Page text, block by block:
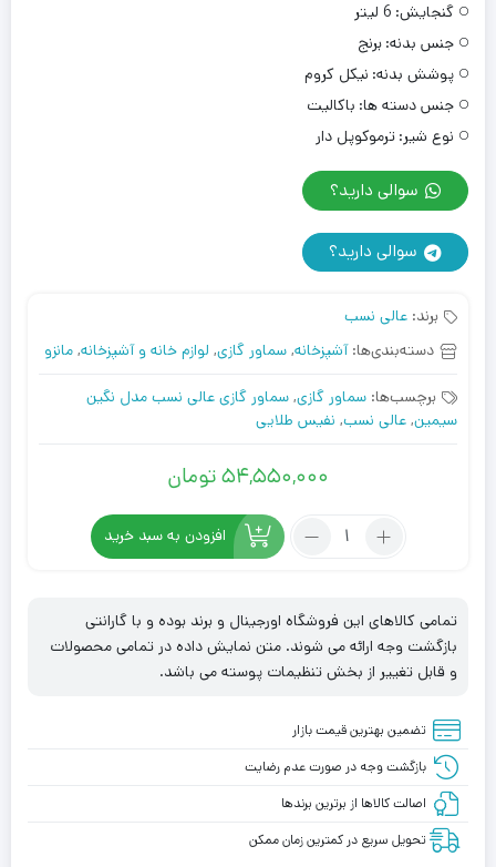
گنجایش: 6 لیتر
جنس بدنه: برنج
پوشش بدنه: نیکل کروم
جنس دسته ها: باکالیت
نوع شیر: ترموکوپل دار
سوالی دارید؟
سوالی دارید؟
برند: عالی نسب
دسته‌بندی‌ها:آشپزخانه, سماور گازی, لوازم خانه و آشپزخانه, مانزو
برچسب‌ها: سماور گازی, سماور گازی عالی نسب مدل نگین
سیمین, عالی نسب, نفیس طلایی
۵۴,۵۵۰,۰۰۰تومان
تعداد:
نسب
مدل
نگین
طلایی
افزودن به سبد خرید
تمامی کالاهای این فروشگاه اورجینال و برند بوده و با گارانتی
بازگشت وجه ارائه می شوند. متن نمایش داده در تمامی محصولات
و قابل تغییر از بخش تنظیمات پوسته می باشد.
تضمین بهترین قیمت بازار
بازگشت وجه در صورت عدم رضایت
اصالت کالاها از برترین برندها
تحویل سریع در کمترین زمان ممکن